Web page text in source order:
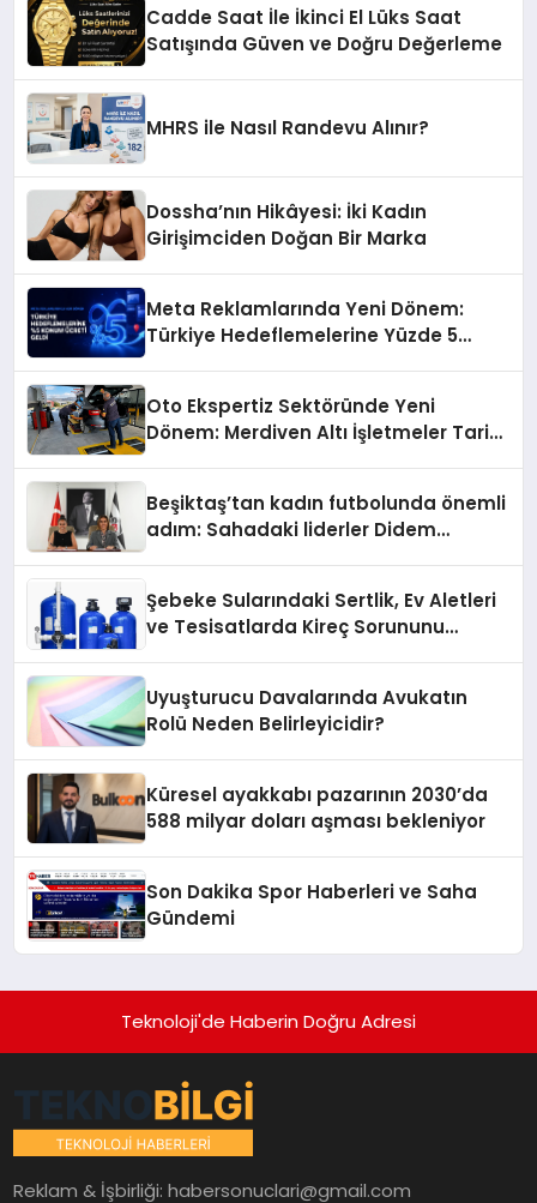
Cadde Saat İle İkinci El Lüks Saat
Satışında Güven ve Doğru Değerleme
MHRS ile Nasıl Randevu Alınır?
Dossha’nın Hikâyesi: İki Kadın
Girişimciden Doğan Bir Marka
Meta Reklamlarında Yeni Dönem:
Türkiye Hedeflemelerine Yüzde 5
Oto Ekspertiz Sektöründe Yeni
Dönem: Merdiven Altı İşletmeler Tarih
Beşiktaş’tan kadın futbolunda önemli
adım: Sahadaki liderler Didem
Şebeke Sularındaki Sertlik, Ev Aletleri
ve Tesisatlarda Kireç Sorununu
Uyuşturucu Davalarında Avukatın
Rolü Neden Belirleyicidir?
Küresel ayakkabı pazarının 2030’da
588 milyar doları aşması bekleniyor
Son Dakika Spor Haberleri ve Saha
Gündemi
Teknoloji'de Haberin Doğru Adresi
Reklam & İşbirliği:habersonuclari@gmail.com